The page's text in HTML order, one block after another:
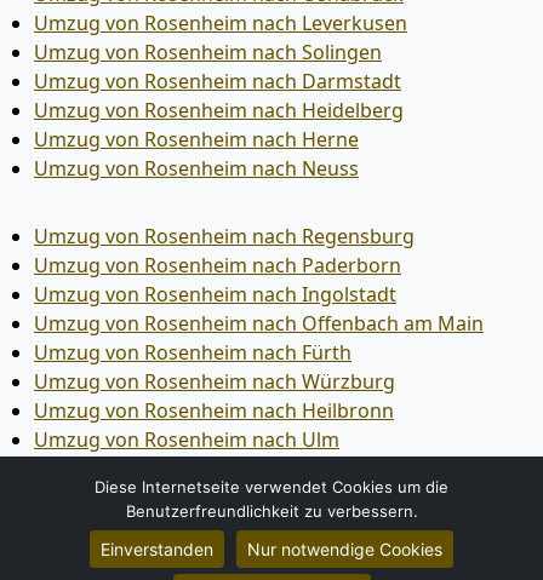
Umzug von Rosenheim nach Leverkusen
Umzug von Rosenheim nach Solingen
Umzug von Rosenheim nach Darmstadt
Umzug von Rosenheim nach Heidelberg
Umzug von Rosenheim nach Herne
Umzug von Rosenheim nach Neuss
Umzug von Rosenheim nach Regensburg
Umzug von Rosenheim nach Paderborn
Umzug von Rosenheim nach Ingolstadt
Umzug von Rosenheim nach Offenbach am Main
Umzug von Rosenheim nach Fürth
Umzug von Rosenheim nach Würzburg
Umzug von Rosenheim nach Heilbronn
Umzug von Rosenheim nach Ulm
Umzug von Rosenheim nach Wolfsburg
Umzug von Rosenheim nach Bottrop
Umzug von Rosenheim nach Göttingen
Diese Internetseite verwendet Cookies um die
Benutzerfreundlichkeit zu verbessern.
Einverstanden Nur notwendige Cookies